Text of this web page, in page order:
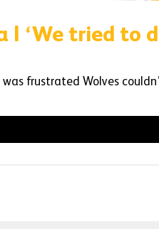
| ‘We tried to
was frustrated Wolves